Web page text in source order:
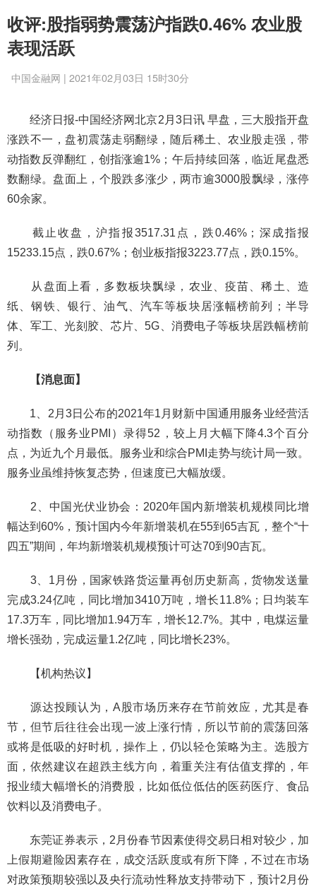
收评:股指弱势震荡沪指跌0.46% 农业股
表现活跃
中国金融网 | 2021年02月03日 15时30分
经济日报-中国经济网北京2月3日讯 早盘，三大股指开盘
涨跌不一，盘初震荡走弱翻绿，随后稀土、农业股走强，带
动指数反弹翻红，创指涨逾1%；午后持续回落，临近尾盘悉
数翻绿。盘面上，个股跌多涨少，两市逾3000股飘绿，涨停
60余家。
截止收盘，沪指报3517.31点，跌0.46%；深成指报
15233.15点，跌0.67%；创业板指报3223.77点，跌0.15%。
从盘面上看，多数板块飘绿，农业、疫苗、稀土、造
纸、钢铁、银行、油气、汽车等板块居涨幅榜前列；半导
体、军工、光刻胶、芯片、5G、消费电子等板块居跌幅榜前
列。
【消息面】
1、2月3日公布的2021年1月财新中国通用服务业经营活
动指数（服务业PMI）录得52，较上月大幅下降4.3个百分
点，为近九个月最低。服务业和综合PMI走势与统计局一致。
服务业虽维持恢复态势，但速度已大幅放缓。
2、中国光伏业协会：2020年国内新增装机规模同比增
幅达到60%，预计国内今年新增装机在55到65吉瓦，整个“十
四五”期间，年均新增装机规模预计可达70到90吉瓦。
3、1月份，国家铁路货运量再创历史新高，货物发送量
完成3.24亿吨，同比增加3410万吨，增长11.8%；日均装车
17.3万车，同比增加1.94万车，增长12.7%。其中，电煤运量
增长强劲，完成运量1.2亿吨，同比增长23%。
【机构热议】
源达投顾认为，A股市场历来存在节前效应，尤其是春
节，但节后往往会出现一波上涨行情，所以节前的震荡回落
或将是低吸的好时机，操作上，仍以轻仓策略为主。选股方
面，依然建议在超跌主线方向，着重关注有估值支撑的，年
报业绩大幅增长的消费股，比如低位低估的医药医疗、食品
饮料以及消费电子。
东莞证券表示，2月份春节因素使得交易日相对较少，加
上假期避险因素存在，成交活跃度或有所下降，不过在市场
对政策预期较强以及央行流动性释放支持带动下，预计2月份